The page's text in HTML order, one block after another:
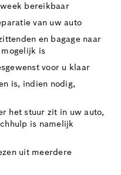
bereikbaar
van uw auto
en bagage naar
is
voor u klaar
is, indien nodig,
het stuur zit in uw auto,
is namelijk
uit meerdere